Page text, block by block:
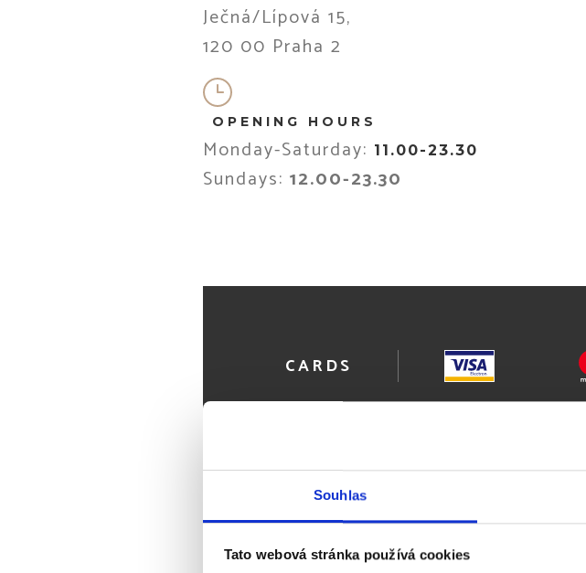
Souhlas
Tato webová stránka používá cookies
Ječná/Lípová 15,
120 00 Praha 2
OPENING HOURS
Monday-Saturday: 11.00-23.30
Sundays: 12.00-23.30
CARDS
OSTATNÍ